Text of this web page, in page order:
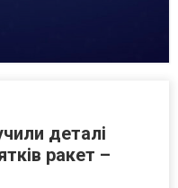
деталі
ракет –